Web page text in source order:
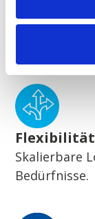
Flexibilität
Skalierbare
Bedürfnisse.